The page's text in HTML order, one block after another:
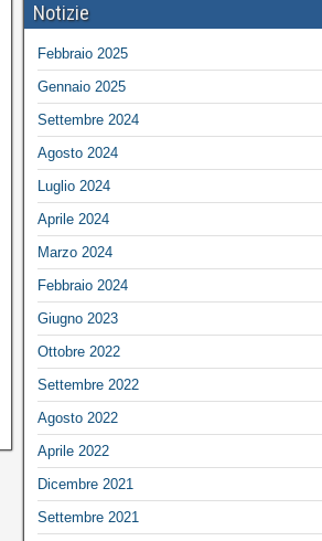
Notizie
Febbraio 2025
Gennaio 2025
Settembre 2024
Agosto 2024
Luglio 2024
Aprile 2024
Marzo 2024
Febbraio 2024
Giugno 2023
Ottobre 2022
Settembre 2022
Agosto 2022
Aprile 2022
Dicembre 2021
Settembre 2021